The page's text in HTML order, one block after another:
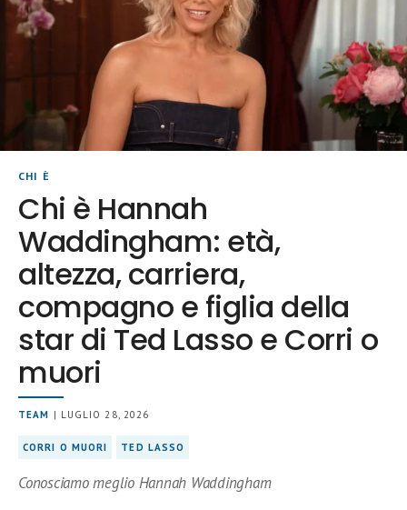
CHI È
Chi è Hannah
Waddingham: età,
altezza, carriera,
compagno e figlia della
star di Ted Lasso e Corri o
muori
TEAM | LUGLIO 28, 2026
CORRI O MUORI TED LASSO
Conosciamo meglio Hannah Waddingham